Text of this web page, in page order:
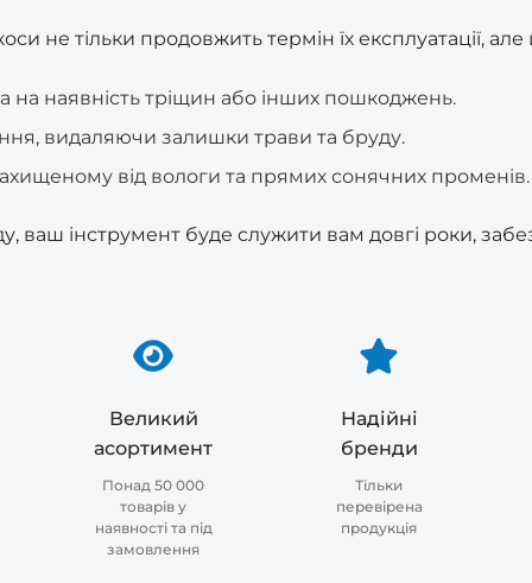
не тільки продовжить термін їх експлуатації,
на наявність тріщин або інших пошкоджень.
видаляючи залишки трави та бруду.
від вологи та прямих сонячних променів.
ваш інструмент буде служити вам довгі роки,
Великий
асортимент
Понад 50 000
товарів у
наявності та під
замовлення
Надійні
бренди
Тільки
перевірена
продукція